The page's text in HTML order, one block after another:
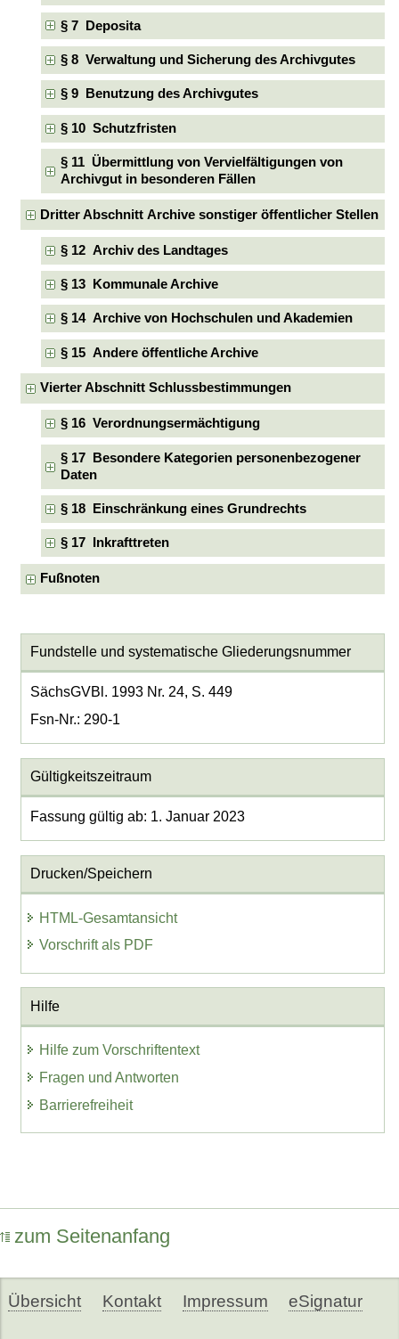
§ 7 Deposita
§ 8 Verwaltung und Sicherung des Archivgutes
§ 9 Benutzung des Archivgutes
§ 10 Schutzfristen
§ 11 Übermittlung von Vervielfältigungen von
Archivgut in besonderen Fällen
Dritter Abschnitt Archive sonstiger öffentlicher Stellen
§ 12 Archiv des Landtages
§ 13 Kommunale Archive
§ 14 Archive von Hochschulen und Akademien
§ 15 Andere öffentliche Archive
Vierter Abschnitt Schlussbestimmungen
§ 16 Verordnungsermächtigung
§ 17 Besondere Kategorien personenbezogener
Daten
§ 18 Einschränkung eines Grundrechts
§ 17 Inkrafttreten
Fußnoten
Fundstelle und systematische Gliederungsnummer
SächsGVBl. 1993 Nr. 24, S. 449
Fsn-Nr.: 290-1
Gültigkeitszeitraum
Fassung gültig ab: 1. Januar 2023
Drucken/Speichern
HTML-Gesamtansicht
Vorschrift als PDF
Hilfe
Hilfe zum Vorschriftentext
Fragen und Antworten
Barrierefreiheit
zum Seitenanfang
Übersicht Kontakt Impressum eSignatur